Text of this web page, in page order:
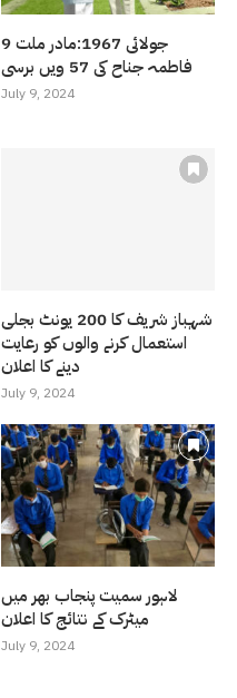
9 جولائی 1967:مادر ملت
فاطمہ جناح کی 57 ویں برسی
July 9, 2024
شہباز شریف کا 200 یونٹ بجلی
استعمال کرنے والوں کو رعایت
دینے کا اعلان
July 9, 2024
لاہور سمیت پنجاب بھر میں
میٹرک کے نتائج کا اعلان
July 9, 2024